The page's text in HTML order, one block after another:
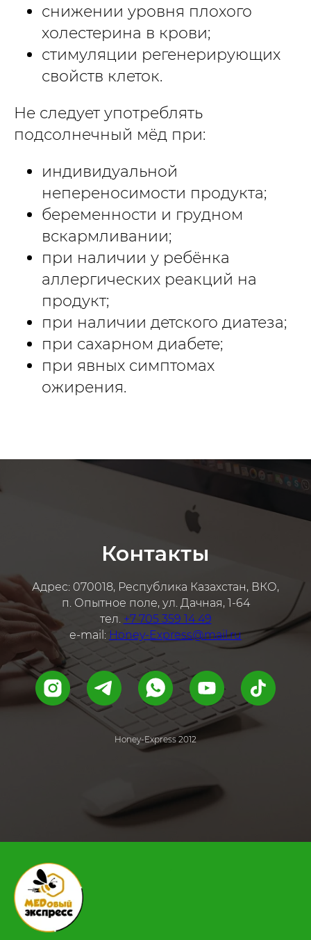
снижении уровня плохого
холестерина в крови;
стимуляции регенерирующих
свойств клеток.
Не следует употреблять
подсолнечный мёд при:
индивидуальной
непереносимости продукта;
беременности и грудном
вскармливании;
при наличии у ребёнка
аллергических реакций на
продукт;
при наличии детского диатеза;
при сахарном диабете;
при явных симптомах
ожирения.
Контакты
Адрес: 070018, Республика Казахстан, ВКО,
п. Опытное поле, ул. Дачная, 1-64
тел. +7 705 359 14 49
e-mail: Honey-Express@mail.ru
Honey-Express 2012